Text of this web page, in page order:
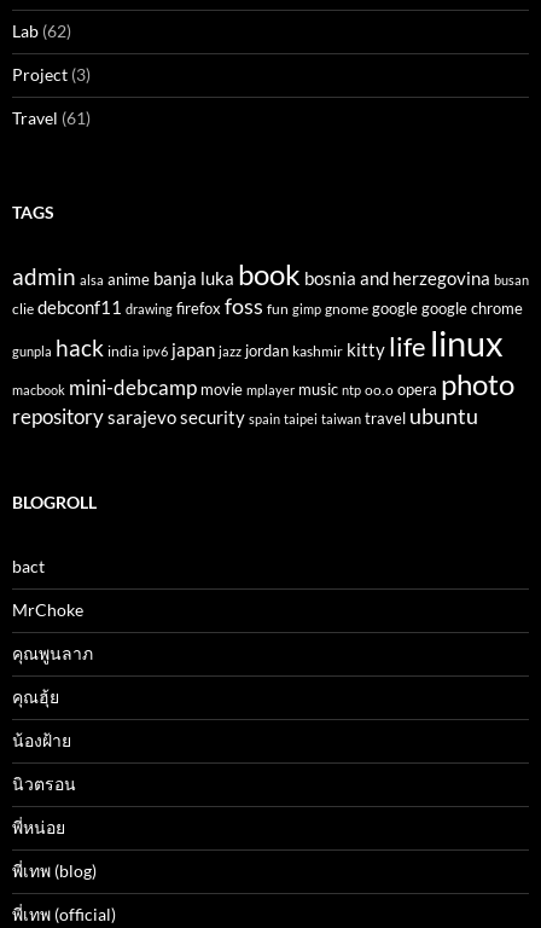
Lab (62)
Project (3)
Travel (61)
TAGS
admin alsa anime banja luka book bosnia and herzegovina busan
clie debconf11 drawing firefoxfoss fun gimp gnome google google chrome
gunpla hack india ipv6 japan jazz jordan kashmir kitty life linux
macbook mini-debcamp movie mplayer music ntp oo.o opera photo
repositorysarajevosecurity spain taipei taiwan travel ubuntu
BLOGROLL
bact
MrChoke
คุณพูนลาภ
คุณฮุ้ย
น้องฝ้าย
นิวตรอน
พี่หน่อย
พี่เทพ (blog)
พี่เทพ (official)